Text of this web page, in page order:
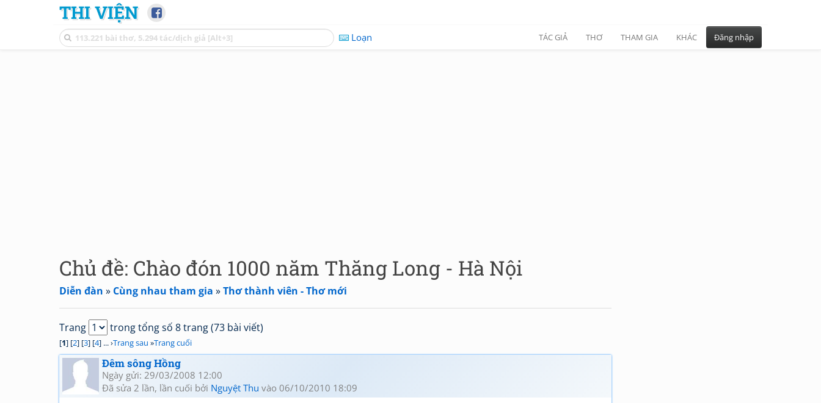
THI VIỆN
Loạn TÁC GIẢ THƠ THAM GIA KHÁC Đăng nhập
Chủ đề: Chào đón 1000 năm Thăng Long - Hà Nội
Diễn đàn » Cùng nhau tham gia »Thơ thành viên - Thơ mới
Trang trong tổng số 8 trang (73 bài viết)
[1] [2] [3] [4] ... ›Trang sau »Trang cuối
Đêm sông Hồng
Ngày gửi: 29/03/2008 12:00
Đã sửa 2 lần, lần cuối bởi Nguyệt Thu vào 06/10/2010 18:09